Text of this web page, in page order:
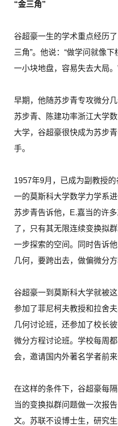
“金三角”
谷超豪一生的学术重点经历
三角”。他说：“做学问就像
一小块地盘，容易失去大局。
早期，他随苏步青专攻微分
苏步青、陈建功率浙江大学
大学，谷超豪很快成为苏步
手。
1957年9月，已成为副教授
一的莫斯科大学数学力学系
苏步青告诉他，E.嘉当的许
了，只有其无限连续变换拟
一步探索的空间。同时告诉
几何，要跨出去，做偏微分方
谷超豪一到莫斯科大学就被
参加了菲尼柯夫教授和拉舍
几何讨论班，还参加了校长
微分方程讨论班。学校每周
会，邀请国内外著名学者前来
在这样的条件下，谷超豪每
当的变换拟群问题做一次报
文。苏联不设博士生，研究